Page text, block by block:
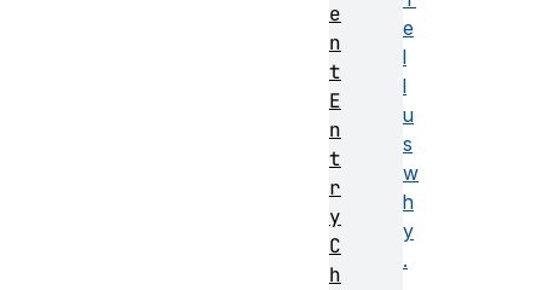
e
l
l
u
s
w
h
y
.
e
n
t
E
n
t
r
y
C
h